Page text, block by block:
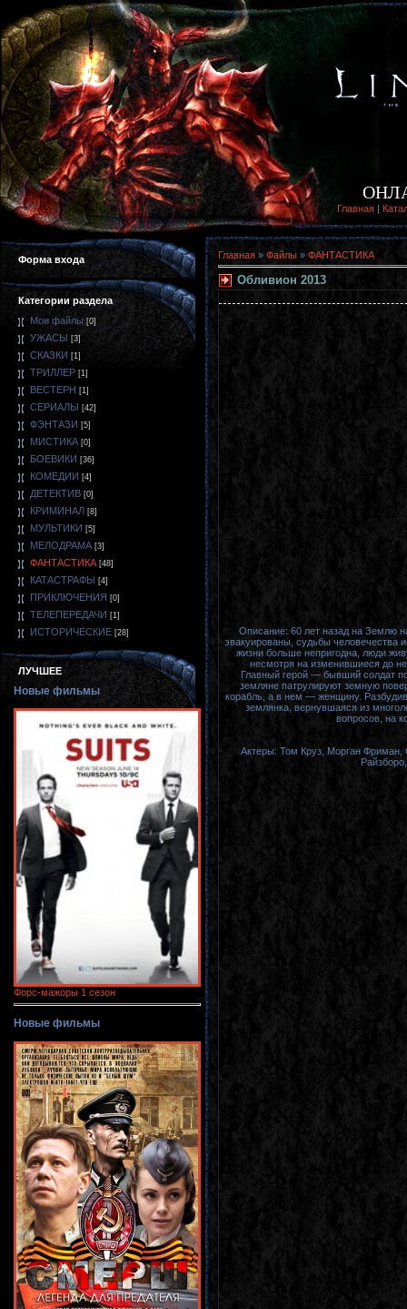
Главная |
Форма входа
Категории раздела
Мои файлы [0]
УЖАСЫ [3]
СКАЗКИ [1]
ТРИЛЛЕР [1]
ВЕСТЕРН [1]
СЕРИАЛЫ [42]
ФЭНТАЗИ [5]
МИСТИКА [0]
БОЕВИКИ [36]
КОМЕДИИ [4]
ДЕТЕКТИВ [0]
КРИМИНАЛ [8]
МУЛЬТИКИ [5]
МЕЛОДРАМА [3]
ФАНТАСТИКА [48]
КАТАСТРАФЫ [4]
ПРИКЛЮЧЕНИЯ [0]
ТЕЛЕПЕРЕДАЧИ [1]
ИСТОРИЧЕСКИЕ [28]
ЛУЧШЕЕ
Новые фильмы
Форс-мажоры 1 сезон
Новые фильмы
Главная » Файлы » ФАНТАСТИКА
Обливион 2013
Описание: 60 лет назад на Землю
эвакуированы, судьбы человечества
жизни больше непригодна, люди
несмотря на изменившиеся до
Главный герой — бывший солдат
земляне патрулируют земную
корабль, а в нем — женщину.
землянка, вернувшаяся из
вопросов, на
Актеры: Том Круз, Морган Фриман,